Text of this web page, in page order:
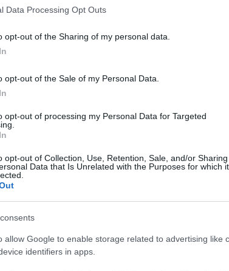
Data Processing Opt Outs
opt-out of the Sharing of my personal data.
opt-out of the Sale of my Personal Data.
opt-out of processing my Personal Data for Targeted
opt-out of Collection, Use, Retention, Sale, and/or Sharing
Data that Is Unrelated with the Purposes for which it
allow Google to enable storage related to advertising like
identifiers in apps.
Lapszemle
és Nagykovácsi között
is ellene vannak környezetvédelmi
szerint azonban más miatt
igazgatója szerint a keresztállítással
és Környezetvédő Egyesület
kerülne. Vojczek Judit, a szervezet
hogy itt nem a környezet védelméről van szó”,